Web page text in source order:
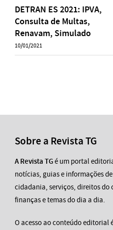
DETRAN ES 2021: IPVA,
Consulta de Multas,
Renavam, Simulado
10/01/2021
Sobre a Revista TG
A Revista TGé um portal
notícias, guias e informações
cidadania, serviços, direitos do
finanças e temas do dia a dia.
O acesso ao conteúdo editorial